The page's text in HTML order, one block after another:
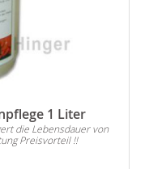
1 Liter
die Lebensdauer von
Preisvorteil !!